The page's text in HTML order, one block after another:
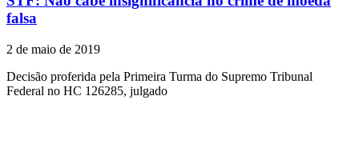
falsa
2 de maio de 2019
Decisão proferida pela Primeira Turma do Supremo Tribunal
Federal no HC 126285, julgado